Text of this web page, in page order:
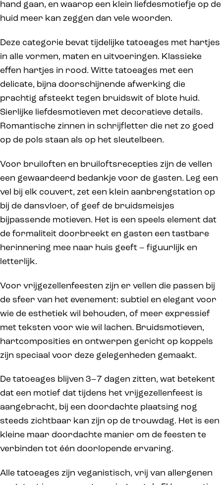
hand gaan, en waarop een klein liefdesmotiefje op de
huid meer kan zeggen dan vele woorden.
Deze categorie bevat tijdelijke tatoeages met hartjes
in alle vormen, maten en uitvoeringen. Klassieke
effen hartjes in rood. Witte tatoeages met een
delicate, bijna doorschijnende afwerking die
prachtig afsteekt tegen bruidswit of blote huid.
Sierlijke liefdesmotieven met decoratieve details.
Romantische zinnen in schrijfletter die net zo goed
op de pols staan als op het sleutelbeen.
Voor bruiloften en bruiloftsrecepties zijn de vellen
een gewaardeerd bedankje voor de gasten. Leg een
vel bij elk couvert, zet een klein aanbrengstation op
bij de dansvloer, of geef de bruidsmeisjes
bijpassende motieven. Het is een speels element dat
de formaliteit doorbreekt en gasten een tastbare
herinnering mee naar huis geeft – figuurlijk en
letterlijk.
Voor vrijgezellenfeesten zijn er vellen die passen bij
de sfeer van het evenement: subtiel en elegant voor
wie de esthetiek wil behouden, of meer expressief
met teksten voor wie wil lachen. Bruidsmotieven,
hartcomposities en ontwerpen gericht op koppels
zijn speciaal voor deze gelegenheden gemaakt.
De tatoeages blijven 3–7 dagen zitten, wat betekent
dat een motief dat tijdens het vrijgezellenfeest is
aangebracht, bij een doordachte plaatsing nog
steeds zichtbaar kan zijn op de trouwdag. Het is een
kleine maar doordachte manier om de feesten te
verbinden tot één doorlopende ervaring.
Alle tatoeages zijn veganistisch, vrij van allergenen